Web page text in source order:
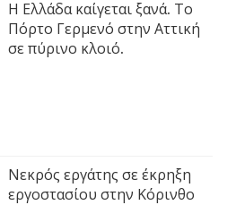
Η Ελλάδα καίγεται ξανά. Το
Πόρτο Γερμενό στην Αττική
σε πύρινο κλοιό.
Νεκρός εργάτης σε έκρηξη
εργοστασίου στην Κόρινθο